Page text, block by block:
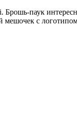
паук
мешочек с